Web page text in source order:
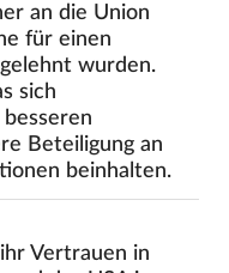
an die Union
für einen
wurden.
sich
Beteiligung an
beinhalten.
Vertrauen in